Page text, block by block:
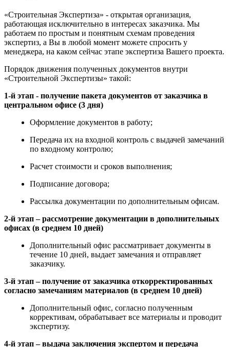
«Строительная Экспертиза» - открытая организация,
работающая исключительно в интересах заказчика. Мы
работаем по простым и понятным схемам проведения
экспертиз, а Вы в любой момент можете спросить у
менеджера, на каком сейчас этапе экспертиза Вашего проекта.
Порядок движения полученных документов внутри
«Строительной Экспертизы» такой:
1-й этап - получение пакета документов от заказчика в
центральном офисе (3 дня)
Оформление документов в работу;
Передача их на входной контроль с выдачей замечаний
по входному контролю;
Расчет стоимости и сроков выполнения;
Подписание договора;
Рассылка документации по дополнительным офисам.
2-й этап – рассмотрение документации в дополнительных
офисах (в среднем 10 дней)
Дополнительный офис рассматривает документы в
течение 10 дней, выдает замечания и отправляет
заказчику.
3-й этап – получение от заказчика откорректированных
согласно замечаниям материалов (в среднем 10 дней)
Дополнительный офис, согласно полученным
коррективам, обрабатывает все материалы и проводит
экспертизу.
4-й этап – выдача заключения экспертом и передача